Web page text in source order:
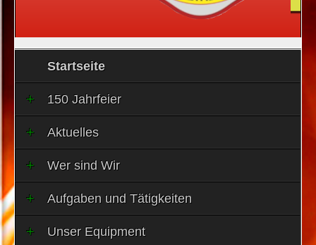
Startseite
150 Jahrfeier
Aktuelles
Wer sind Wir
Aufgaben und Tätigkeiten
Unser Equipment